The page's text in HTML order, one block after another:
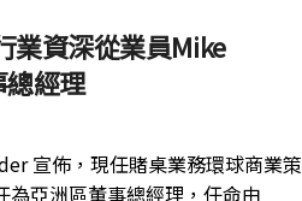
業資深從業員Mike
經理
宣佈，現任賭桌業務環球商業策
亞洲區董事總經理，任命由